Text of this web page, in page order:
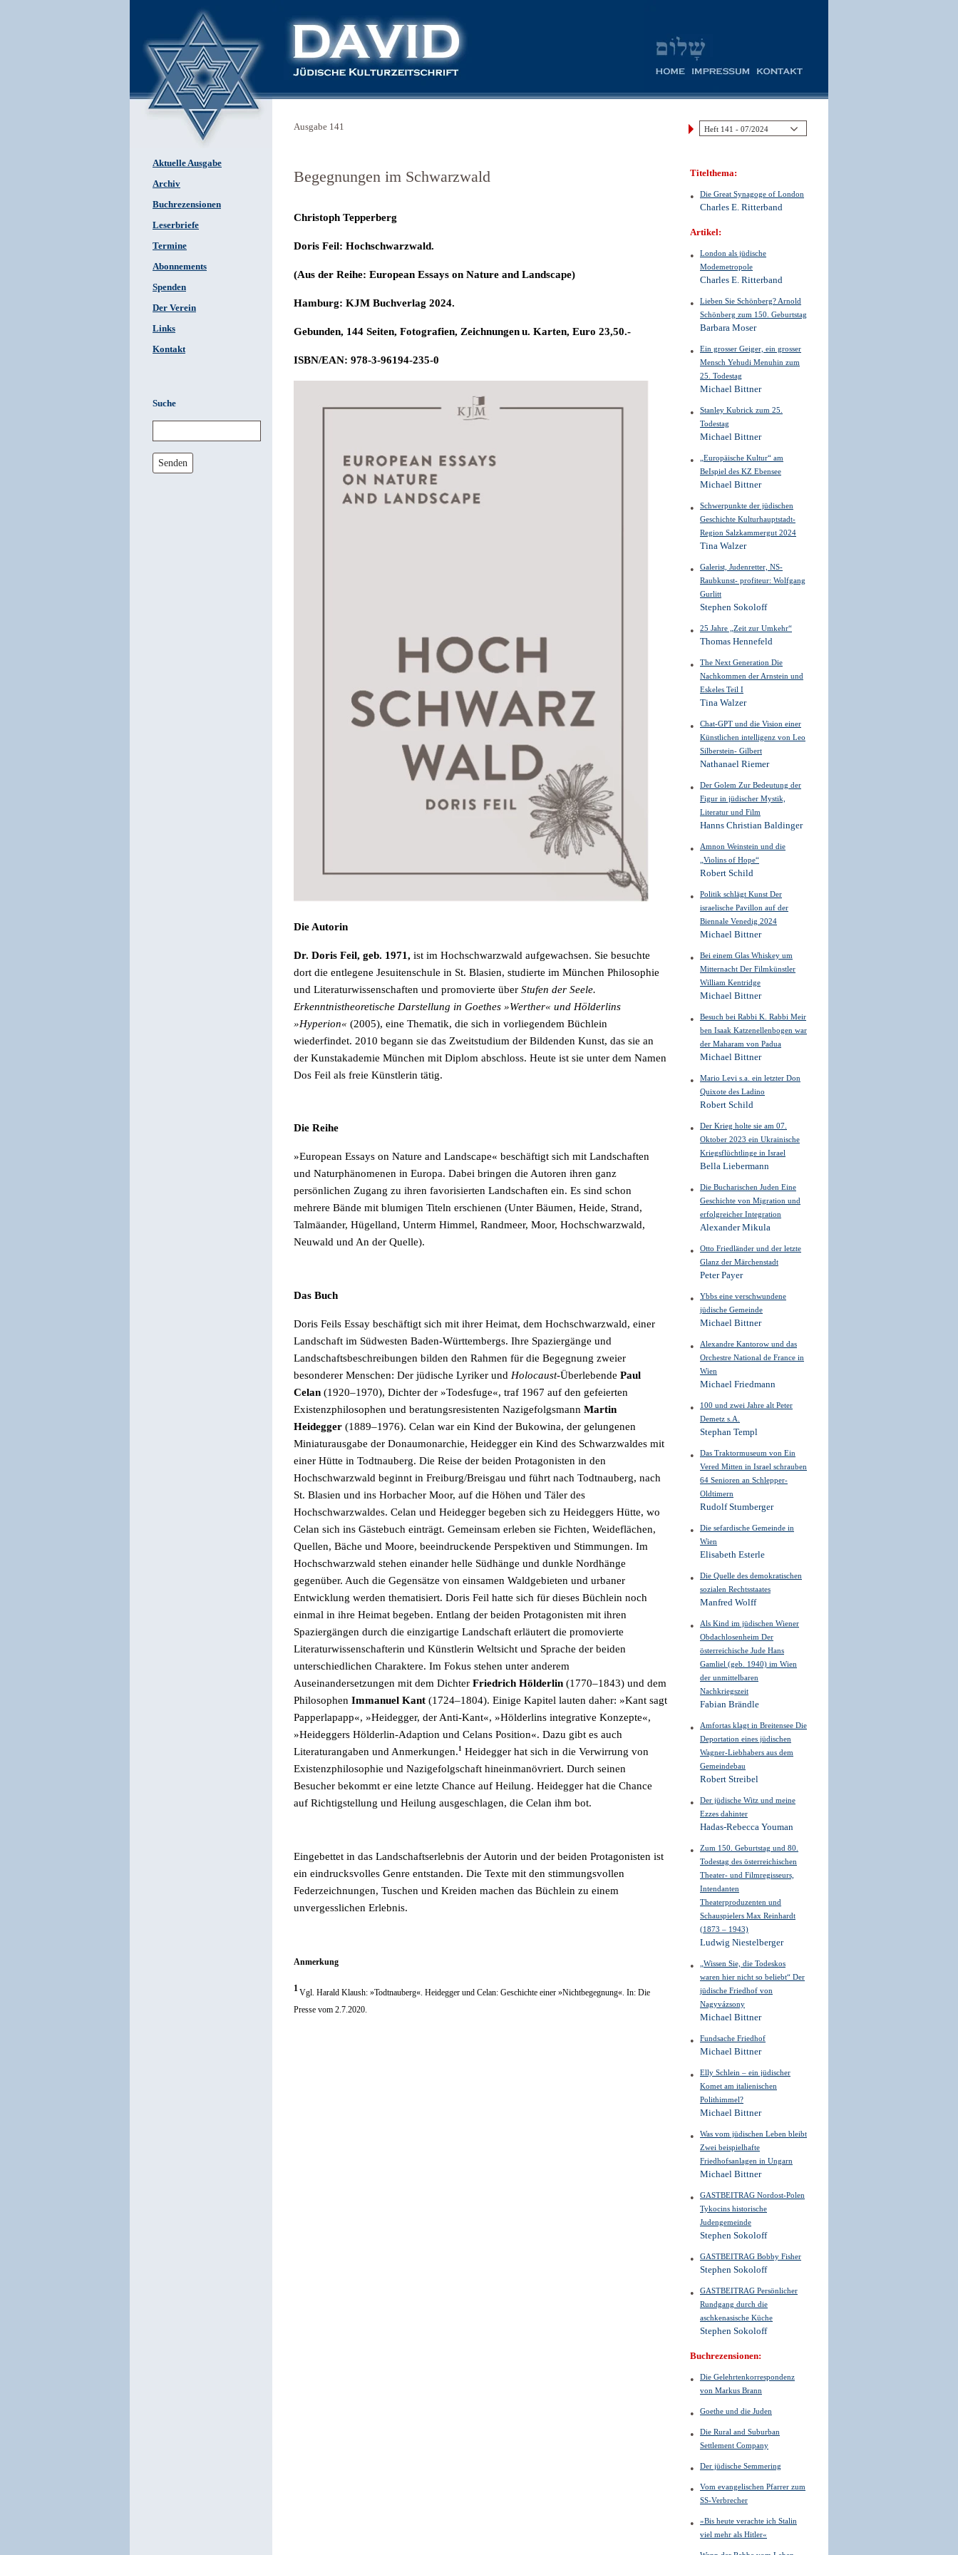
Aktuelle Ausgabe
Archiv
Buchrezensionen
Leserbriefe
Termine
Abonnements
Spenden
Der Verein
Links
Kontakt
Suche
Senden
Ausgabe 141
Begegnungen im Schwarzwald
Christoph Tepperberg
Doris Feil: Hochschwarzwald.
(Aus der Reihe: European Essays on Nature and Landscape)
Hamburg: KJM Buchverlag 2024.
Gebunden, 144 Seiten, Fotografien, Zeichnungenu. Karten, Euro 23,50.-
ISBN/EAN: 978-3-96194-235-0
Die Autorin
Dr. Doris Feil, geb. 1971, ist im Hochschwarzwald aufgewachsen. Sie besuchte
dort die entlegene Jesuitenschule in St. Blasien, studierte im München Philosophie
und Literaturwissenschaften und promovierte über Stufen der Seele.
Erkenntnistheoretische Darstellung in Goethes »Werther« und Hölderlins
»Hyperion« (2005), eine Thematik, die sich in vorliegendem Büchlein
wiederfindet. 2010 begann sie das Zweitstudium der Bildenden Kunst, das sie an
der Kunstakademie München mit Diplom abschloss. Heute ist sie unter dem Namen
Dos Feil als freie Künstlerin tätig.
Die Reihe
»European Essays on Nature and Landscape« beschäftigt sich mit Landschaften
und Naturphänomenen in Europa. Dabei bringen die Autoren ihren ganz
persönlichen Zugang zu ihren favorisierten Landschaften ein. Es sind schon
mehrere Bände mit blumigen Titeln erschienen (Unter Bäumen, Heide, Strand,
Talmäander, Hügelland, Unterm Himmel, Randmeer, Moor, Hochschwarzwald,
Neuwald und An der Quelle).
Das Buch
Doris Feils Essay beschäftigt sich mit ihrer Heimat, dem Hochschwarzwald, einer
Landschaft im Südwesten Baden-Württembergs. Ihre Spaziergänge und
Landschaftsbeschreibungen bilden den Rahmen für die Begegnung zweier
besonderer Menschen: Der jüdische Lyriker und Holocaust-Überlebende Paul
Celan (1920–1970), Dichter der »Todesfuge«, traf 1967 auf den gefeierten
Existenzphilosophen und beratungsresistenten Nazigefolgsmann Martin
Heidegger (1889–1976). Celan war ein Kind der Bukowina, der gelungenen
Miniaturausgabe der Donaumonarchie, Heidegger ein Kind des Schwarzwaldes mit
einer Hütte in Todtnauberg. Die Reise der beiden Protagonisten in den
Hochschwarzwald beginnt in Freiburg/Breisgau und führt nach Todtnauberg, nach
St. Blasien und ins Horbacher Moor, auf die Höhen und Täler des
Hochschwarzwaldes. Celan und Heidegger begeben sich zu Heideggers Hütte, wo
Celan sich ins Gästebuch einträgt. Gemeinsam erleben sie Fichten, Weideflächen,
Quellen, Bäche und Moore, beeindruckende Perspektiven und Stimmungen. Im
Hochschwarzwald stehen einander helle Südhänge und dunkle Nordhänge
gegenüber. Auch die Gegensätze von einsamen Waldgebieten und urbaner
Entwicklung werden thematisiert. Doris Feil hatte sich für dieses Büchlein noch
einmal in ihre Heimat begeben. Entlang der beiden Protagonisten mit ihren
Spaziergängen durch die einzigartige Landschaft erläutert die promovierte
Literaturwissenschafterin und Künstlerin Weltsicht und Sprache der beiden
unterschiedlichen Charaktere. Im Fokus stehen unter anderem
Auseinandersetzungen mit dem Dichter Friedrich Hölderlin (1770–1843) und dem
Philosophen Immanuel Kant (1724–1804). Einige Kapitel lauten daher: »Kant sagt
Papperlapapp«, »Heidegger, der Anti-Kant«, »Hölderlins integrative Konzepte«,
»Heideggers Hölderlin-Adaption und Celans Position«. Dazu gibt es auch
Literaturangaben und Anmerkungen.1 Heidegger hat sich in die Verwirrung von
Existenzphilosophie und Nazigefolgschaft hineinmanövriert. Durch seinen
Besucher bekommt er eine letzte Chance auf Heilung. Heidegger hat die Chance
auf Richtigstellung und Heilung ausgeschlagen, die Celan ihm bot.
Eingebettet in das Landschaftserlebnis der Autorin und der beiden Protagonisten ist
ein eindrucksvolles Genre entstanden. Die Texte mit den stimmungsvollen
Federzeichnungen, Tuschen und Kreiden machen das Büchlein zu einem
unvergesslichen Erlebnis.
Anmerkung
1Vgl. Harald Klaush: »Todtnauberg«. Heidegger und Celan: Geschichte einer »Nichtbegegnung«. In: Die
Presse vom 2.7.2020.
Titelthema:
Die Great Synagoge of London
Charles E. Ritterband
Artikel:
London als jüdische
Modemetropole
Charles E. Ritterband
Lieben Sie Schönberg? Arnold
Schönberg zum 150. Geburtstag
Barbara Moser
Ein grosser Geiger, ein grosser
Mensch Yehudi Menuhin zum
25. Todestag
Michael Bittner
Stanley Kubrick zum 25.
Todestag
Michael Bittner
„Europäische Kultur“ am
BeIspiel des KZ Ebensee
Michael Bittner
Schwerpunkte der jüdischen
Geschichte Kulturhauptstadt-
Region Salzkammergut 2024
Tina Walzer
Galerist, Judenretter, NS-
Raubkunst- profiteur: Wolfgang
Gurlitt
Stephen Sokoloff
25 Jahre „Zeit zur Umkehr“
Thomas Hennefeld
The Next Generation Die
Nachkommen der Arnstein und
Eskeles Teil I
Tina Walzer
Chat-GPT und die Vision einer
Künstlichen intelligenz von Leo
Silberstein- Gilbert
Nathanael Riemer
Der Golem Zur Bedeutung der
Figur in jüdischer Mystik,
Literatur und Film
Hanns Christian Baldinger
Amnon Weinstein und die
„Violins of Hope“
Robert Schild
Politik schlägt Kunst Der
israelische Pavillon auf der
Biennale Venedig 2024
Michael Bittner
Bei einem Glas Whiskey um
Mitternacht Der Filmkünstler
William Kentridge
Michael Bittner
Besuch bei Rabbi K. Rabbi Meir
ben Isaak Katzenellenbogen war
der Maharam von Padua
Michael Bittner
Mario Levi s.a. ein letzter Don
Quixote des Ladino
Robert Schild
Der Krieg holte sie am 07.
Oktober 2023 ein Ukrainische
Kriegsflüchtlinge in Israel
Bella Liebermann
Die Bucharischen Juden Eine
Geschichte von Migration und
erfolgreicher Integration
Alexander Mikula
Otto Friedländer und der letzte
Glanz der Märchenstadt
Peter Payer
Ybbs eine verschwundene
jüdische Gemeinde
Michael Bittner
Alexandre Kantorow und das
Orchestre National de France in
Wien
Michael Friedmann
100 und zwei Jahre alt Peter
Demetz s.A.
Stephan Templ
Das Traktormuseum von Ein
Vered Mitten in Israel schrauben
64 Senioren an Schlepper-
Oldtimern
Rudolf Stumberger
Die sefardische Gemeinde in
Wien
Elisabeth Esterle
Die Quelle des demokratischen
sozialen Rechtsstaates
Manfred Wolff
Als Kind im jüdischen Wiener
Obdachlosenheim Der
österreichische Jude Hans
Gamliel (geb. 1940) im Wien
der unmittelbaren
Nachkriegszeit
Fabian Brändle
Amfortas klagt in Breitensee Die
Deportation eines jüdischen
Wagner-Liebhabers aus dem
Gemeindebau
Robert Streibel
Der jüdische Witz und meine
Ezzes dahinter
Hadas-Rebecca Youman
Zum 150. Geburtstag und 80.
Todestag des österreichischen
Theater- und Filmregisseurs,
Intendanten
Theaterproduzenten und
Schauspielers Max Reinhardt
(1873 – 1943)
Ludwig Niestelberger
„Wissen Sie, die Todeskos
waren hier nicht so beliebt“ Der
jüdische Friedhof von
Nagyvázsony
Michael Bittner
Fundsache Friedhof
Michael Bittner
Elly Schlein – ein jüdischer
Komet am italienischen
Polithimmel?
Michael Bittner
Was vom jüdischen Leben bleibt
Zwei beispielhafte
Friedhofsanlagen in Ungarn
Michael Bittner
GASTBEITRAG Nordost-Polen
Tykocins historische
Judengemeinde
Stephen Sokoloff
GASTBEITRAG Bobby Fisher
Stephen Sokoloff
GASTBEITRAG Persönlicher
Rundgang durch die
aschkenasische Küche
Stephen Sokoloff
Buchrezensionen:
Die Gelehrtenkorrespondenz
von Markus Brann
Goethe und die Juden
Die Rural and Suburban
Settlement Company
Der jüdische Semmering
Vom evangelischen Pfarrer zum
SS-Verbrecher
»Bis heute verachte ich Stalin
viel mehr als Hitler«